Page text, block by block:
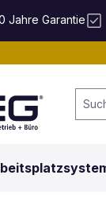
Jahre Garantie